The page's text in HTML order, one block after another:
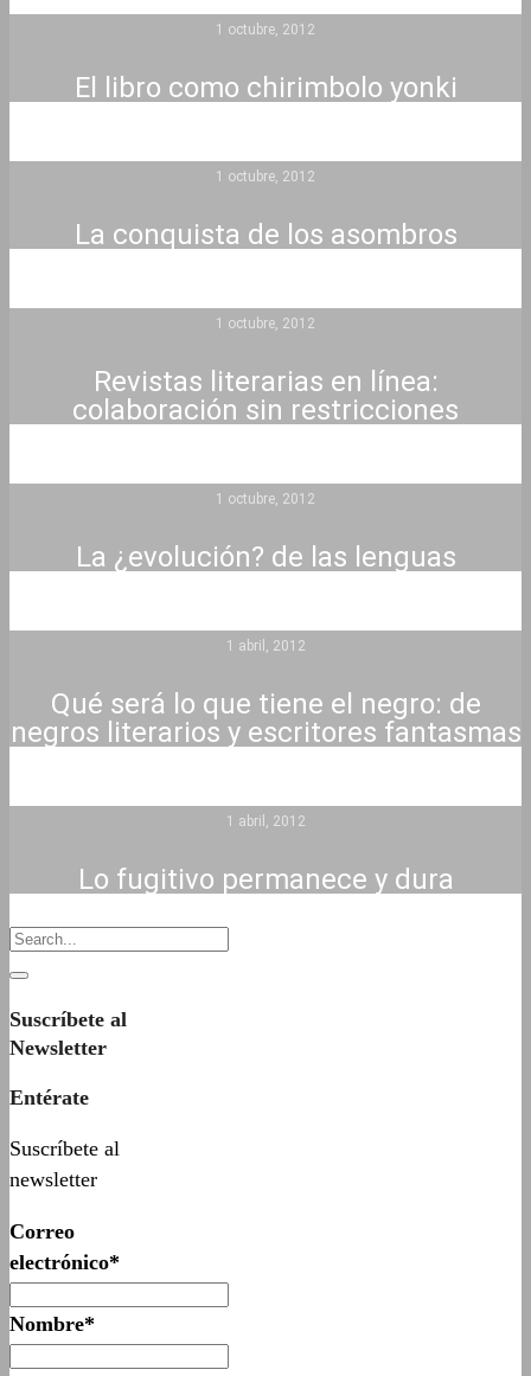
1 octubre, 2012
El libro como chirimbolo yonki
1 octubre, 2012
La conquista de los asombros
1 octubre, 2012
Revistas literarias en línea:
colaboración sin restricciones
1 octubre, 2012
La ¿evolución? de las lenguas
1 abril, 2012
Qué será lo que tiene el negro: de
negros literarios y escritores fantasmas
1 abril, 2012
Lo fugitivo permanece y dura
Suscríbete al
Newsletter
Entérate
Suscríbete al
newsletter
Correo
electrónico*
Nombre*